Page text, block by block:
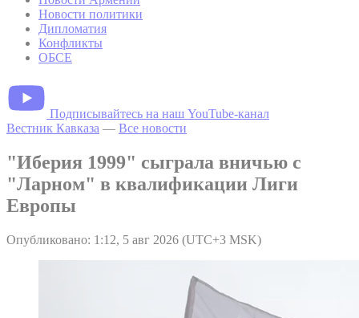
Новости политики
Дипломатия
Конфликты
ОБСЕ
Подписывайтесь на наш YouTube-канал
Вестник Кавказа — Все новости
"Иберия 1999" сыграла вничью с
"Ларном" в квалификации Лиги
Европы
Опубликовано: 1:12, 5 авг 2026 (UTC+3 MSK)